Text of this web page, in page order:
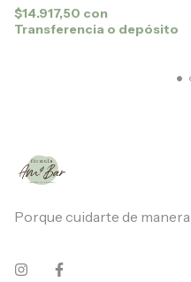
$14.917,50 con
Transferencia o depósito
Porque cuidarte de